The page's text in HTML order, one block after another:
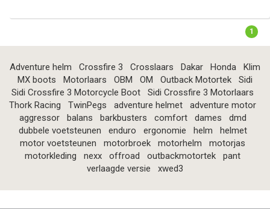
1
Adventure helm Crossfire 3 Crosslaars Dakar Honda
Klim
MX boots
Motorlaars OBM OM Outback Motortek
Sidi
Sidi Crossfire 3 Motorcycle Boot
Sidi Crossfire 3 Motorlaars
Thork Racing
TwinPegs adventure helmet
adventure motor
aggressor
balans barkbusters comfort dames
dmd
dubbele voetsteunen
enduro ergonomie helm
helmet
motor voetsteunen
motorbroek motorhelm
motorjas
motorkleding
nexx offroad outbackmotortek
pant
verlaagde versie
xwed3